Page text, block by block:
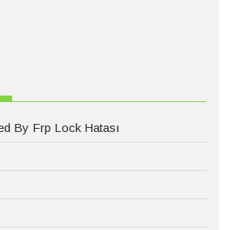
By Frp Lock Hatası